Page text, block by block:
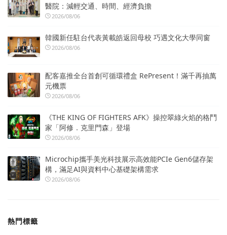
醫院：減輕交通、時間、經濟負擔
2026/08/06
韓國新任駐台代表黃載皓返回母校 巧遇文化大學同窗
2026/08/06
配客嘉推全台首創可循環禮盒 RePresent！滿千再抽萬
元機票
2026/08/06
《THE KING OF FIGHTERS AFK》操控翠綠火焰的格鬥
家「阿修．克里門森」登場
2026/08/06
Microchip攜手美光科技展示高效能PCIe Gen6儲存架
構，滿足AI與資料中心基礎架構需求
2026/08/06
熱門標籤